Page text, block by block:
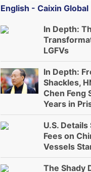
English - Caixin Global
In Depth:
LGFVs
In Depth:
Shackles,
Chen Feng
Years in
U.S.
Fees on
Vessels
The Shady